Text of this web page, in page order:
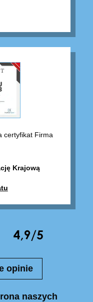
certyfikat Firma
Krajową
opinie
naszych